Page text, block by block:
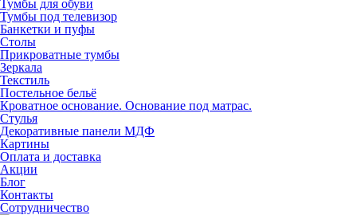
Тумбы для обуви
Тумбы под телевизор
Банкетки и пуфы
Столы
Прикроватные тумбы
Зеркала
Текстиль
Постельное бельё
Кроватное основание. Основание под матрас.
Стулья
Декоративные панели МДФ
Картины
Оплата и доставка
Акции
Блог
Контакты
Сотрудничество